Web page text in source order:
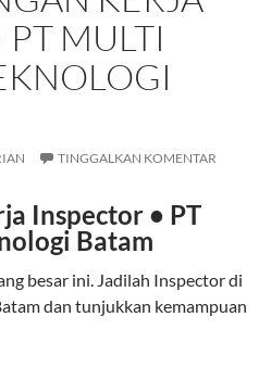
PT MULTI
TINGGALKAN KOMENTAR
Inspector • PT
Batam
besar ini. Jadilah Inspector di
dan tunjukkan kemampuan